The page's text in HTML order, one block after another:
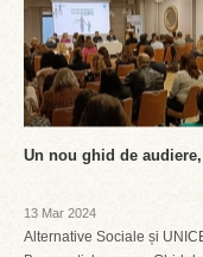
Un nou ghid de
13 Mar 2024
Alternative Sociale și